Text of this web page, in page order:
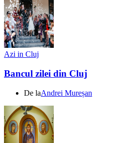
Azi in Cluj
Bancul zilei din Cluj
De laAndrei Mureșan